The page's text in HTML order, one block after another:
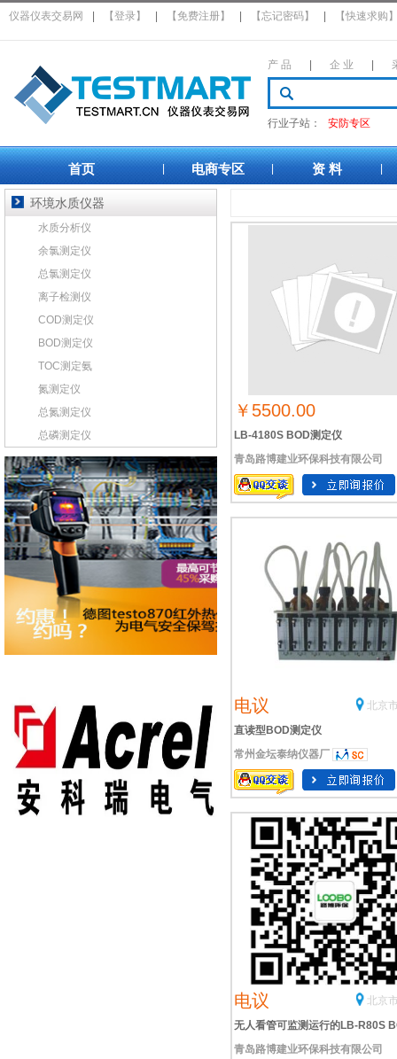
仪器仪表交易网 【登录】 【免费注册】 【忘记密码】 【快速求购
产 品 企 业
行业子站： 安防专区
首页 电商专区 资 料
￥5500.00
LB-4180S BOD测定仪
青岛路博建业环保科技有限公司
电议
北京
直读型BOD测定仪
常州金坛泰纳仪器厂
电议
北京
无人看管可监测运行的LB-R80S
测定仪
青岛路博建业环保科技有限公司
环境水质仪器
水质分析仪
余氯测定仪
总氯测定仪
离子检测仪
COD测定仪
BOD测定仪
TOC测定氨
氮测定仪
总氮测定仪
总磷测定仪